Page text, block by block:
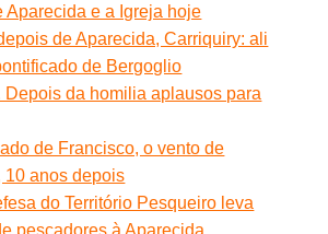
Aparecida e a Igreja hoje
de Aparecida, Carriquiry: ali
de Bergoglio
Depois da homilia aplausos para
de Francisco, o vento de
10 anos depois
do Território Pesqueiro leva
pescadores à Aparecida